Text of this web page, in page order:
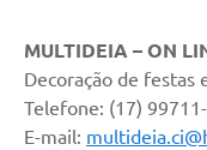
MULTIDEIA – ON
Decoração de festas
Telefone: (17)
E-mail: